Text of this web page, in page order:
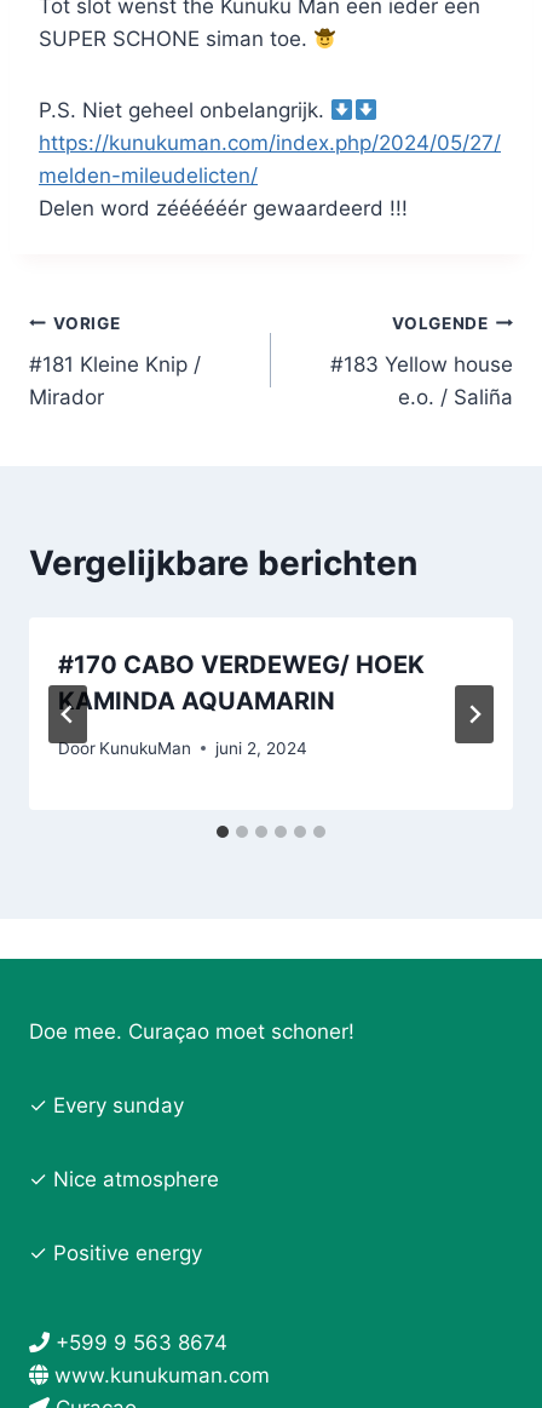
Tot slot wenst the Kunuku Man een ieder een
SUPER SCHONE siman toe.
P.S. Niet geheel onbelangrijk.
https://kunukuman.com/index.php/2024/05/27/
melden-mileudelicten/
Delen word zéééééér gewaardeerd !!!
Bericht
navigatie
VORIGE
#181 Kleine Knip /
Mirador
VOLGENDE
#183 Yellow house
e.o. / Saliña
Vergelijkbare berichten
#170 CABO VERDEWEG/ HOEK
KAMINDA AQUAMARIN
Door KunukuMan juni 2, 2024
Doe mee. Curaçao moet schoner!
✓ Every sunday
✓ Nice atmosphere
✓ Positive energy
+599 9 563 8674
www.kunukuman.com